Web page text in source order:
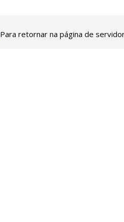
Para retornar na página de